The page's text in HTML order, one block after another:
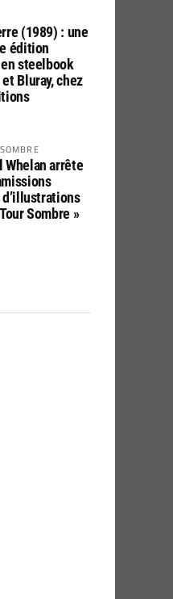
(1989) : une
édition
steelbook
et Bluray, chez
Whelan arrête
Sombre »